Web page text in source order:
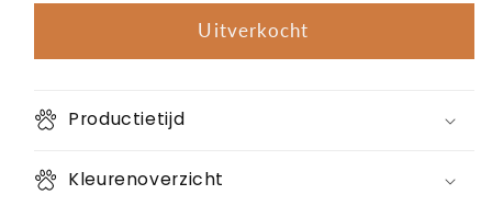
Uitverkocht
Productietijd
Kleurenoverzicht